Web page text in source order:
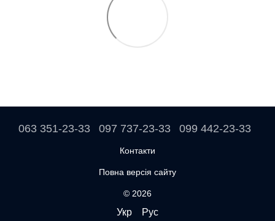
063 351-23-33 097 737-23-33 099 442-23-33
Контакти
Повна версія сайту
© 2026
Укр Рус